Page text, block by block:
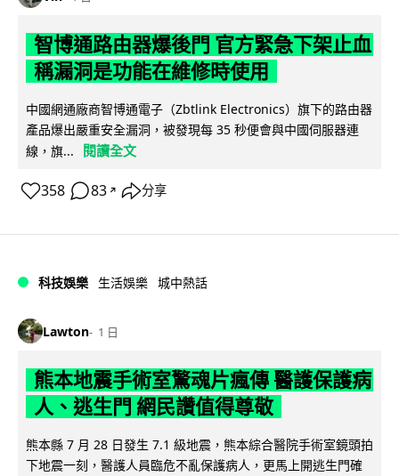
智博通路由器爆後門 官方緊急下架止血
稱漏洞是功能在維修時使用
中國網通廠商智博通電子（Zbtlink Electronics）旗下的路由器
產品爆出嚴重安全漏洞，被發現每 35 秒便會與中國伺服器連
線，旗...
閱讀全文
358 83 ↗ 分享
科技娛樂 生活娛樂 城中熱話
Lawton 1 日
熊本地震手術室驚魂片瘋傳 醫護保護病
人、逃生門 網民讚值得尊敬
熊本縣 7 月 28 日發生 7.1 級地震，熊本綜合醫院手術室鏡頭拍
下地震一刻，醫護人員臨危不亂保護病人，更馬上開逃生門確